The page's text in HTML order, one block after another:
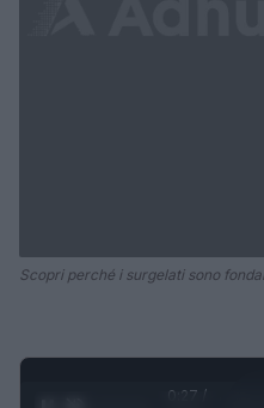
Scopri perché i surgelati sono
0:28 /